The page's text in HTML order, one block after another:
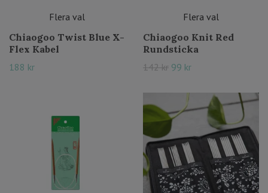
Flera val
Chiaogoo Twist Blue X-
Flex Kabel
188 kr
Flera val
Chiaogoo Knit Red
Rundsticka
142 kr 99 kr